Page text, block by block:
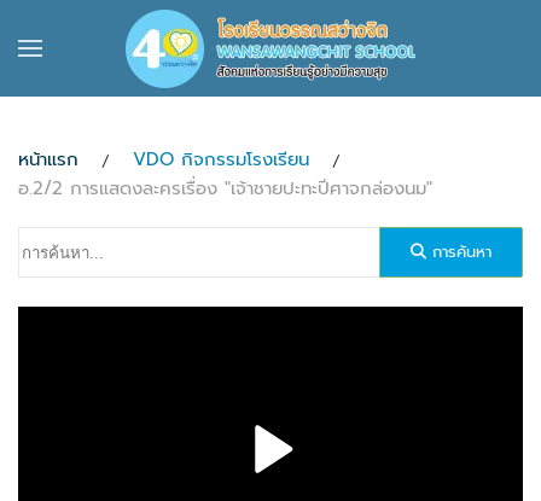
Skip to main content
หน้าแรก
VDO กิจกรรมโรงเรียน
อ.2/2 การแสดงละครเรื่อง "เจ้าชายปะทะปีศาจกล่องนม"
การค้นหา